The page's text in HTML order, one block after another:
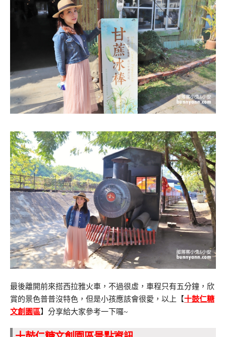
最後離開前來搭西拉雅火車，不過很虛，車程只有五分鐘，欣
賞的景色普普沒特色，但是小孩應該會很愛，以上【十鼓仁糖
文創園區】分享給大家參考一下囉~